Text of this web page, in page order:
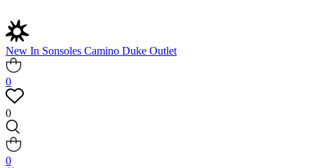
New In Sonsoles Camino Duke Outlet
0
0
0